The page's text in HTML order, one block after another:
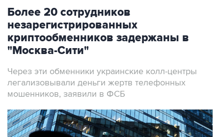
Более 20 сотрудников
незарегистрированных
криптообменников задержаны в
"Москва-Сити"
Через эти обменники украинские колл-центры
легализовывали деньги жертв телефонных
мошенников, заявили в ФСБ